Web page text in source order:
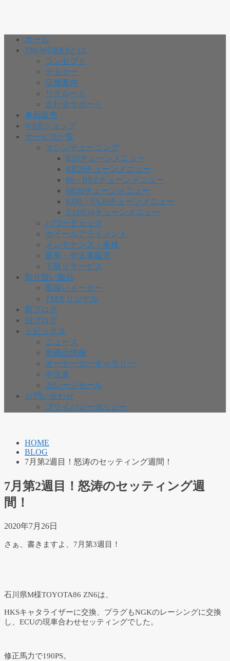
ホーム
TM-WORKSとは
コンセプト
デモカー
店舗案内
リクルート
走行会サポート
車両販売
WEBショップ
サービス一覧
マシンチューニング
R35チューンメニュー
RB26チューンメニュー
86・BRZチューンメニュー
SR20チューンメニュー
EJ20・FA20チューンメニュー
Z33/Z34チューンメニュー
パワーチェック
ホイールアライメント
メンテナンス・車検
新車・中古車販売
下取りサービス
取り扱い製品
取扱いメーカー
TMオリジナル
新ブログ
旧ブログ
トピックス
ニュース
新商品情報
オーナーカーギャラリー
中古車
ガレージセール
お問い合わせ
プライバシーポリシー
HOME
BLOG
7月第2週目！怒涛のセッティング週間！
7月第2週目！怒涛のセッティング週
間！
2020年7月26日
さぁ、書きますよ、7月第3週目！
石川県M様TOYOTA86 ZN6は、
HKSキャタライザーに交換、プラグもNGKのレーシングに交換
し、ECUの現車合わせセッティングでした。
修正馬力で190PS。